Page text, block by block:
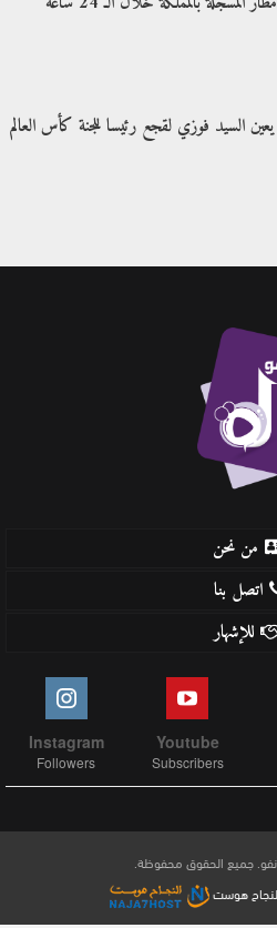
يعين السيد فوزي لقجع رئيسا للجنة كأس العالم
من نحن
اتصل بنا
للإشهار
Youtube
Subscribers
Instagram
Followers
هوست